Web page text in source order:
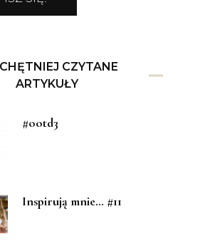
CZYTANE
ARTYKUŁY
#ootd3
Inspirują mnie… #11